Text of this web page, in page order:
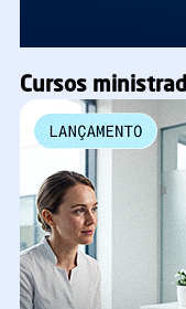
Cursos